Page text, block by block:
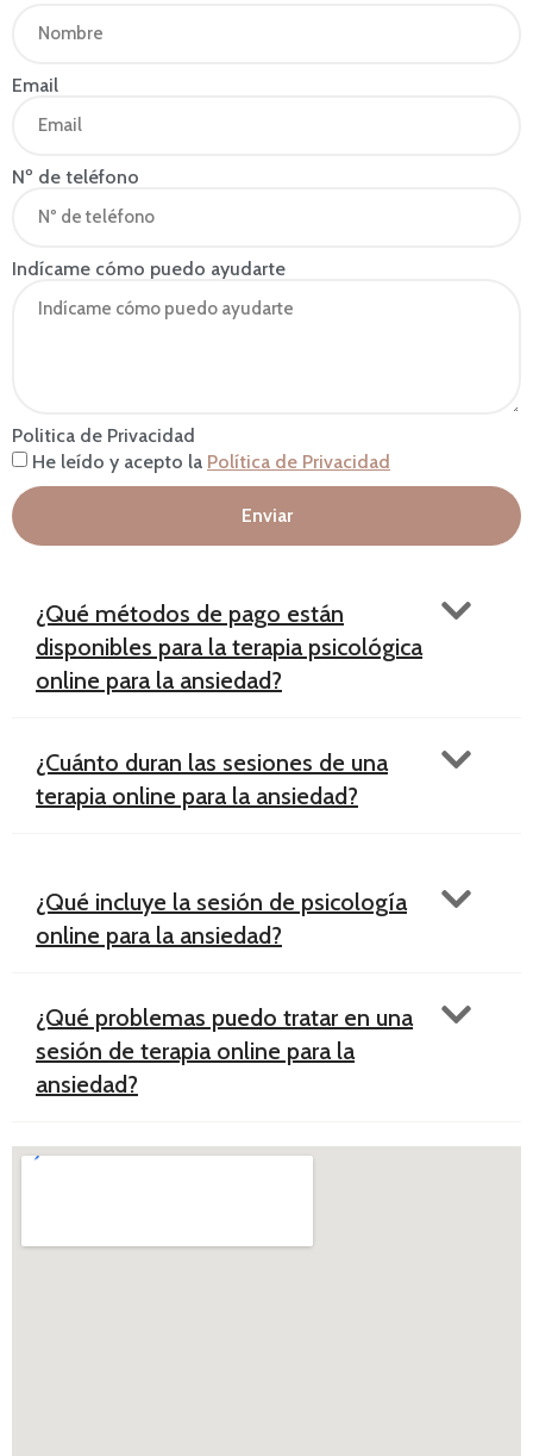
Email
Nº de teléfono
Indícame cómo puedo ayudarte
Politica de Privacidad
He leído y acepto la Política de Privacidad
Enviar
¿Qué métodos de pago están
disponibles para la terapia psicológica
online para la ansiedad?
¿Cuánto duran las sesiones de una
terapia online para la ansiedad?
¿Qué incluye la sesión de psicología
online para la ansiedad?
¿Qué problemas puedo tratar en una
sesión de terapia online para la
ansiedad?